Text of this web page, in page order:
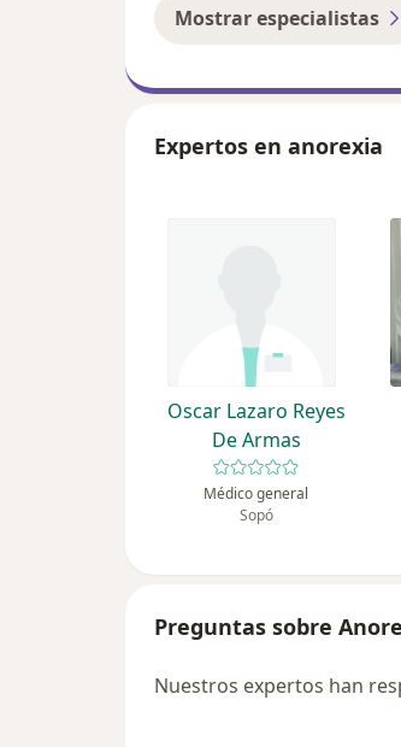
Mostrar especialistas
Expertos en anorexia
Oscar Lazaro Reyes
De Armas
Médico general
Sopó
Preguntas sobre
Nuestros expertos han